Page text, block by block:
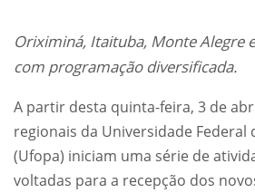
Oriximiná, Itaituba, Monte Alegre
com programação diversificada.
A partir desta quinta-feira, 3 de
regionais da Universidade Federal
(Ufopa) iniciam uma série de
voltadas para a recepção dos